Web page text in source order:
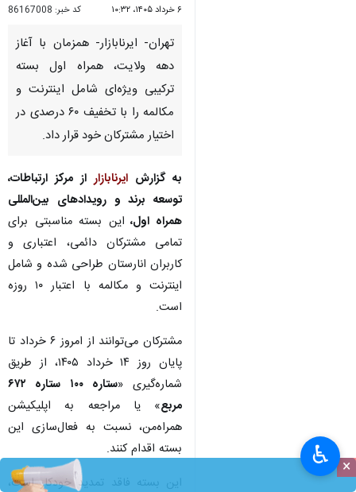
×
۶ خرداد ۱۴۰۵، ۱۰:۳۲ کد خبر: 86167008
تهران- ایرنابازار- همزمان با آغاز
دهه ولایت، همراه اول بسته
ترکیبی ویژه‌ای شامل اینترنت و
مکالمه را با تخفیف ۶۰ درصدی در
اختیار مشترکان خود قرار داد.
به گزارش ایرنابازاراز مرکز ارتباطات،
توسعه برند و رویدادهای بین‌المللی
همراه اول، این بسته مناسبتی برای
تمامی مشترکان دائمی، اعتباری و
کاربران انارستان طراحی شده و شامل
اینترنت و مکالمه با اعتبار ۱۰ روزه
است.
مشترکان می‌توانند از امروز ۶ خرداد تا
پایان روز ۱۴ خرداد ۱۴۰۵، از طریق
شماره‌گیری «
ستاره ۱۰۰ ستاره ۶۷۲
مربع» یا مراجعه به اپلیکیشن
همراه‌من، نسبت به فعال‌سازی این
بسته اقدام کنند.
این بسته فاقد تمدید خودکار است،
♿︎